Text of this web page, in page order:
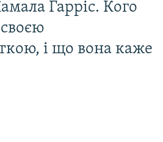
Гарріс. Кого
і що вона каже